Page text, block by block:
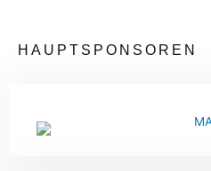
HAUPTSPONSOREN